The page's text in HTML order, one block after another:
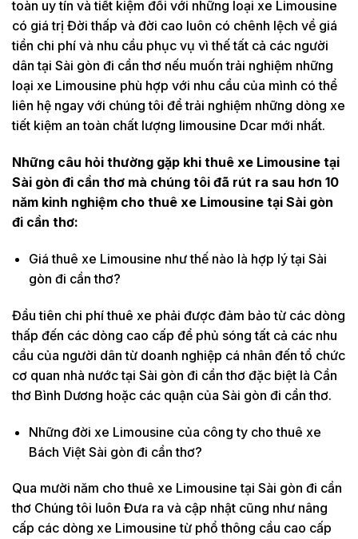
toàn uy tín và tiết kiệm đối với những loại xe Limousine
có giá trị Đời thấp và đời cao luôn có chênh lệch về giá
tiền chi phí và nhu cầu phục vụ vì thế tất cả các người
dân tại Sài gòn đi cần thơ nếu muốn trải nghiệm những
loại xe Limousine phù hợp với nhu cầu của mình có thể
liên hệ ngay với chúng tôi để trải nghiệm những dòng xe
tiết kiệm an toàn chất lượng limousine Dcar mới nhất.
Những câu hỏi thường gặp khi thuê xe Limousine tại
Sài gòn đi cần thơ mà chúng tôi đã rút ra sau hơn 10
năm kinh nghiệm cho thuê xe Limousine tại Sài gòn
đi cần thơ:
Giá thuê xe Limousine như thế nào là hợp lý tại Sài
gòn đi cần thơ?
Đầu tiên chi phí thuê xe phải được đảm bảo từ các dòng
thấp đến các dòng cao cấp để phủ sóng tất cả các nhu
cầu của người dân từ doanh nghiệp cá nhân đến tổ chức
cơ quan nhà nước tại Sài gòn đi cần thơ đặc biệt là Cần
thơ Bình Dương hoặc các quận của Sài gòn đi cần thơ.
Những đời xe Limousine của công ty cho thuê xe
Bách Việt Sài gòn đi cần thơ?
Qua mười năm cho thuê xe Limousine tại Sài gòn đi cần
thơ Chúng tôi luôn Đưa ra và cập nhật cũng như nâng
cấp các dòng xe Limousine từ phổ thông cầu cao cấp